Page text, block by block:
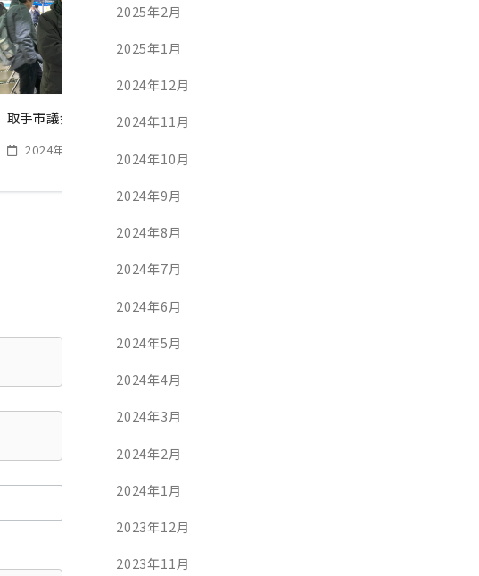
READ MORE
取手市議会議員選挙
2024年1月21日
2025年2月
2025年1月
2024年12月
2024年11月
2024年10月
2024年9月
2024年8月
2024年7月
2024年6月
2024年5月
2024年4月
2024年3月
2024年2月
2024年1月
2023年12月
2023年11月